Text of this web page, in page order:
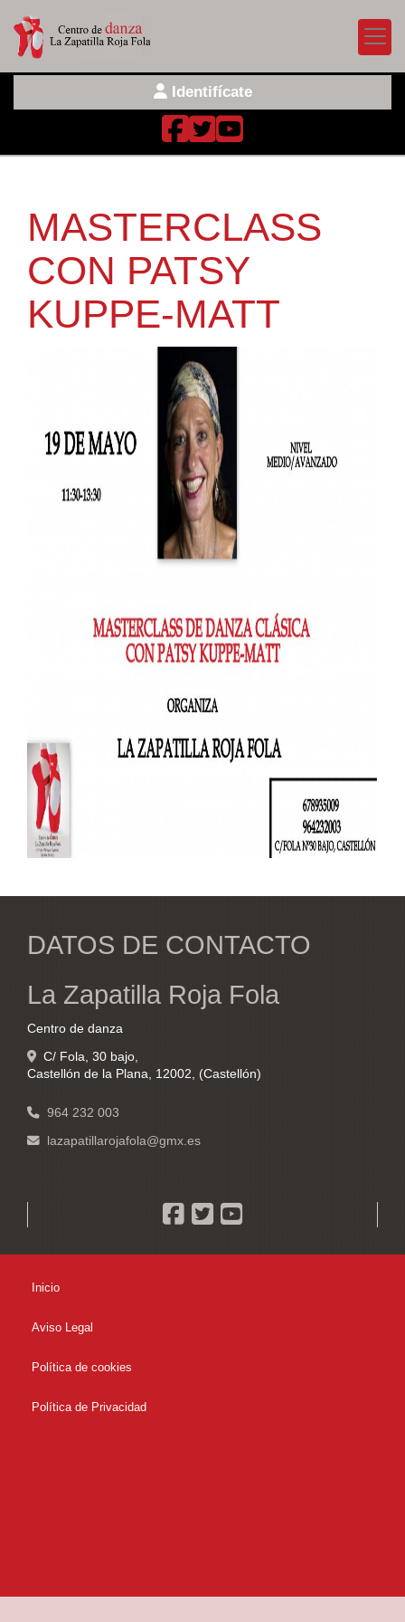
Identifícate
MASTERCLASS
CON PATSY
KUPPE-MATT
DATOS DE CONTACTO
La Zapatilla Roja Fola
Centro de danza
C/ Fola, 30 bajo,
Castellón de la Plana
12002 (Castellón)
964 232 003
lazapatillarojafola gmx.es
Inicio
Aviso Legal
Política de cookies
Política de Privacidad